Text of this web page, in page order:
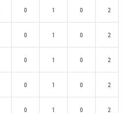
0 1 0 2
0 1 0 2
0 1 0 2
0 1 0 2
0 1 0 2